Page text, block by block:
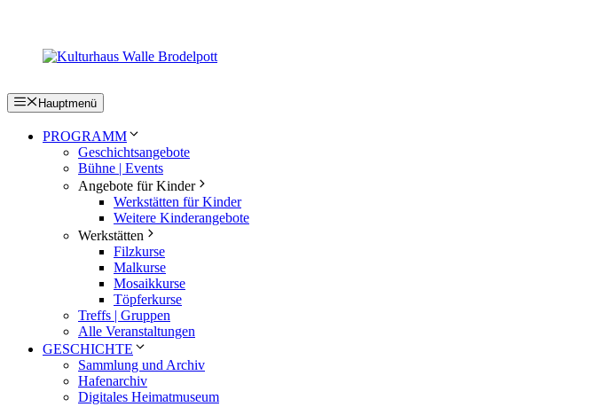
springen
Hauptmenü
PROGRAMM
Geschichtsangebote
Bühne | Events
Angebote für Kinder
Werkstätten für Kinder
Weitere Kinderangebote
Werkstätten
Filzkurse
Malkurse
Mosaikkurse
Töpferkurse
Treffs | Gruppen
Alle Veranstaltungen
GESCHICHTE
Sammlung und Archiv
Hafenarchiv
Digitales Heimatmuseum